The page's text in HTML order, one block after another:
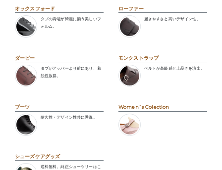
オックスフォード
タブの両端が綺麗に揃う美しいフ
ォルム。
ローファー
履きやすさと高いデザイン性。
ダービー
タブがアッパーより前にあり、着
脱性抜群。
モンクストラップ
ベルトが高級感と上品さを演出。
ブーツ
耐久性・デザイン性共に秀逸。
Women`s Colection
シューズケアグッズ
送料無料。純正シューツリーはこ